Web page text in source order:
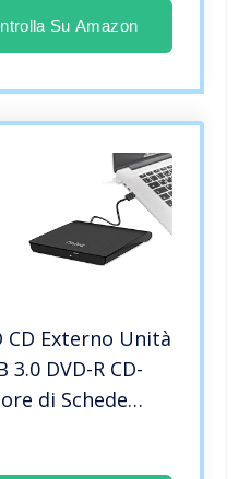
Su Amazon
CD Externo Unità
3.0 DVD-R CD-
di Schede
Disc con